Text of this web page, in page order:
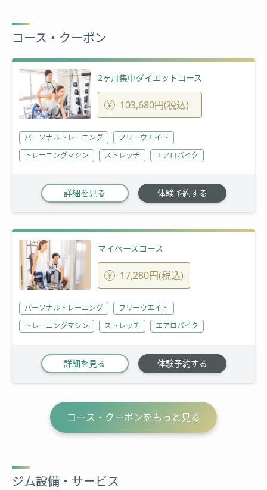
コース・クーポン
2ヶ月集中ダイエットコース
103,680円(税込)
パーソナルトレーニング
フリーウエイト
トレーニングマシン
ストレッチ エアロバイク
詳細を見る 体験予約する
マイペースコース
17,280円(税込)
パーソナルトレーニング
フリーウエイト
トレーニングマシン
ストレッチ エアロバイク
詳細を見る 体験予約する
コース・クーポンをもっと見る
ジム設備・サービス